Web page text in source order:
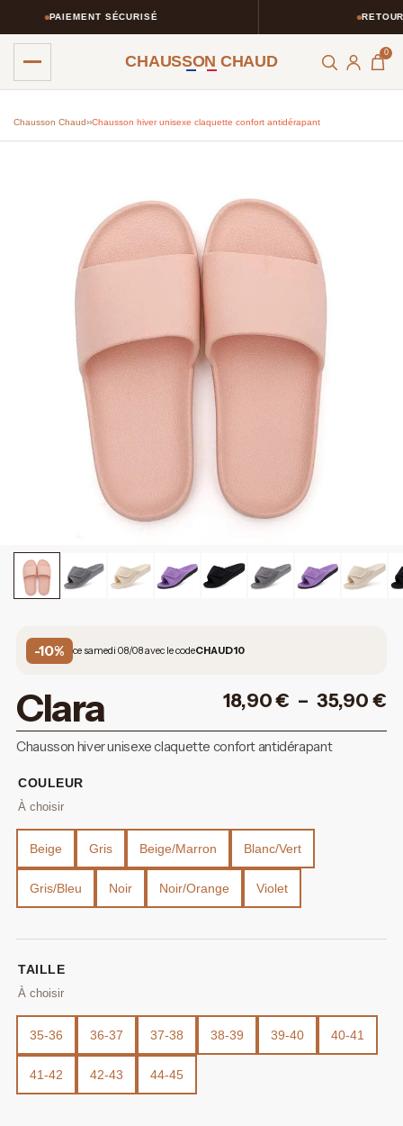
PAIEMENT SÉCURISÉ
CHAUSSON CHAUD 0
Chausson Chaud››Chausson hiver unisexe claquette confort antidérapant
-10% ce samedi 08/08 avec le codeCHAUD10
Clara 18,90€ – 35,90€
Chausson hiver unisexe claquette confort antidérapant
COULEUR
Beige Gris Beige/Marron Blanc/Vert
Gris/Bleu Noir Noir/Orange Violet
TAILLE
35-36 36-37 37-38 38-39 39-40 40-41
41-42 42-43 44-45